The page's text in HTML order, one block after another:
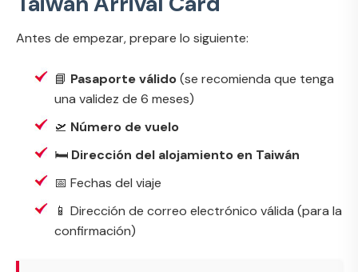
Antes de empezar, prepare lo siguiente:
📘 Pasaporte válido(se recomienda que tenga
una validez de 6 meses)
🛫 Número de vuelo
🛏️ Dirección del alojamiento en Taiwán
📅 Fechas del viaje
📱 Dirección de correo electrónico válida (para la
confirmación)